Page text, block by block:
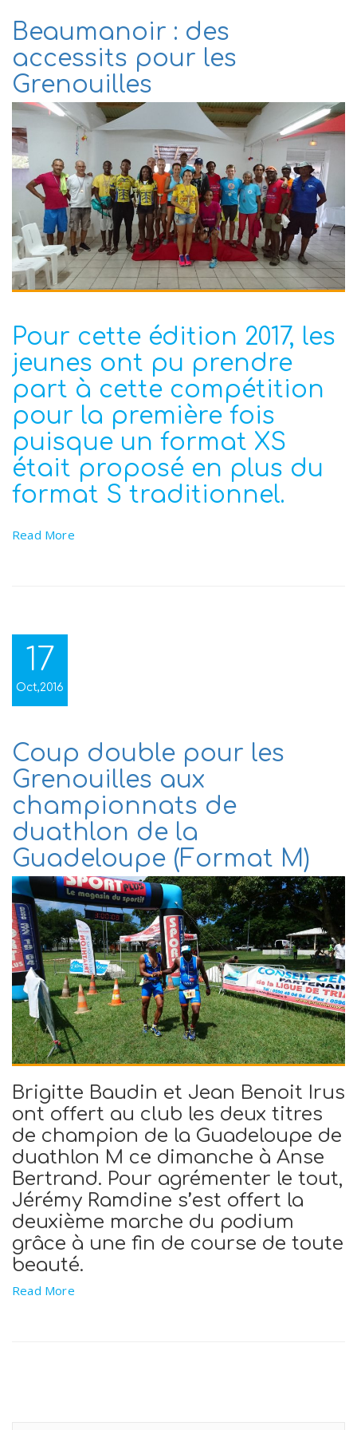
Beaumanoir : des
accessits pour les
Grenouilles
Pour cette édition 2017, les
jeunes ont pu prendre
part à cette compétition
pour la première fois
puisque un format XS
était proposé en plus du
format S traditionnel.
Read More
17
Oct,2016
Coup double pour les
Grenouilles aux
championnats de
duathlon de la
Guadeloupe (Format M)
Brigitte Baudin et Jean Benoit Irus
ont offert au club les deux titres
de champion de la Guadeloupe de
duathlon M ce dimanche à Anse
Bertrand. Pour agrémenter le tout,
Jérémy Ramdine s’est offert la
deuxième marche du podium
grâce à une fin de course de toute
beauté.
Read More